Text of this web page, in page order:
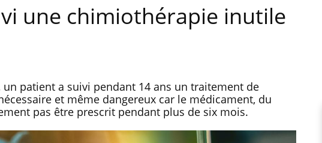
une chimiothérapie inutile
un patient a suivi pendant 14 ans un traitement de
et même dangereux car le médicament, du
pas être prescrit pendant plus de six mois.